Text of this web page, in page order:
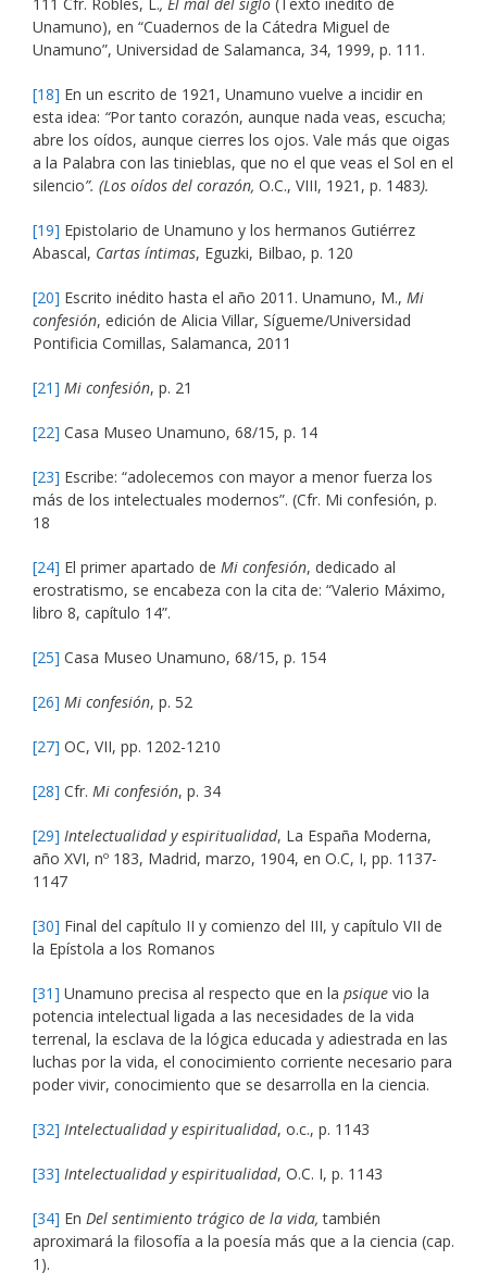
Unamuno), en “Cuadernos de la Cátedra Miguel de
Unamuno”, Universidad de Salamanca, 34, 1999, p. 111.
[18] En un escrito de 1921, Unamuno vuelve a incidir en
esta idea: “Por tanto corazón, aunque nada veas, escucha;
abre los oídos, aunque cierres los ojos. Vale más que oigas
a la Palabra con las tinieblas, que no el que veas el Sol en el
silencio”. (Los oídos del corazón, O.C., VIII, 1921, p. 1483).
[19] Epistolario de Unamuno y los hermanos Gutiérrez
Abascal, Cartas íntimas, Eguzki, Bilbao, p. 120
[20] Escrito inédito hasta el año 2011. Unamuno, M., Mi
confesión, edición de Alicia Villar, Sígueme/Universidad
Pontificia Comillas, Salamanca, 2011
[21] Mi confesión, p. 21
[22] Casa Museo Unamuno, 68/15, p. 14
[23] Escribe: “adolecemos con mayor a menor fuerza los
más de los intelectuales modernos”. (Cfr. Mi confesión, p.
18
[24] El primer apartado de Mi confesión, dedicado al
erostratismo, se encabeza con la cita de: “Valerio Máximo,
libro 8, capítulo 14”.
[25] Casa Museo Unamuno, 68/15, p. 154
[26] Mi confesión, p. 52
[27] OC, VII, pp. 1202-1210
[28] Cfr. Mi confesión, p. 34
[29] Intelectualidad y espiritualidad, La España Moderna,
año XVI, nº 183, Madrid, marzo, 1904, en O.C, I, pp. 1137-
1147
[30] Final del capítulo II y comienzo del III, y capítulo VII de
la Epístola a los Romanos
[31] Unamuno precisa al respecto que en la psique vio la
potencia intelectual ligada a las necesidades de la vida
terrenal, la esclava de la lógica educada y adiestrada en las
luchas por la vida, el conocimiento corriente necesario para
poder vivir, conocimiento que se desarrolla en la ciencia.
[32] Intelectualidad y espiritualidad, o.c., p. 1143
[33] Intelectualidad y espiritualidad, O.C. I, p. 1143
[34] En Del sentimiento trágico de la vida, también
aproximará la filosofía a la poesía más que a la ciencia (cap.
1).